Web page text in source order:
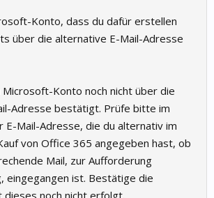
Konto, dass du dafür erstellen
über die alternative E-Mail-Adresse
Konto noch nicht über die
Adresse bestätigt. Prüfe bitte im
E-Mail-Adresse, die du alternativ im
von Office 365 angegeben hast, ob
Mail, zur Aufforderung
eingegangen ist. Bestätige die
noch nicht erfolgt.